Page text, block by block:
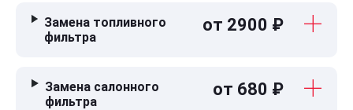
Замена топливного
фильтра
от 2900 ₽
Замена салонного
фильтра
от 680 ₽